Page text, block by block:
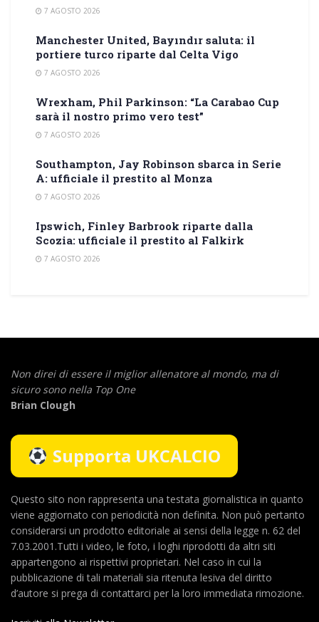
7 AGOSTO 2026
Manchester United, Bayındır saluta: il
portiere turco riparte dal Celta Vigo
7 AGOSTO 2026
Wrexham, Phil Parkinson: “La Carabao Cup
sarà il nostro primo vero test”
7 AGOSTO 2026
Southampton, Jay Robinson sbarca in Serie
A: ufficiale il prestito al Monza
7 AGOSTO 2026
Ipswich, Finley Barbrook riparte dalla
Scozia: ufficiale il prestito al Falkirk
7 AGOSTO 2026
Non direi di essere il miglior allenatore al mondo, ma di
sicuro sono nella Top One
Brian Clough
Supporta UKCALCIO
Questo sito non rappresenta una testata giornalistica in quanto
viene aggiornato con periodicità non definita. Non può pertanto
considerarsi un prodotto editoriale ai sensi della legge n. 62 del
7.03.2001.Tutti i video, le foto, i loghi riprodotti da altri siti
appartengono ai rispettivi proprietari. Nel caso in cui la
pubblicazione di tali materiali sia ritenuta lesiva del diritto
d’autore si prega di contattarci per la loro immediata rimozione.